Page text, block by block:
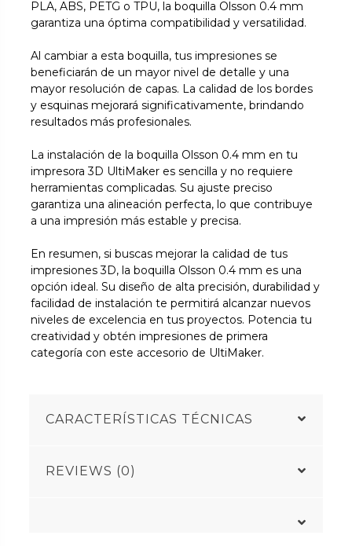
PLA, ABS, PETG o TPU, la boquilla Olsson 0.4 mm
garantiza una óptima compatibilidad y versatilidad.
Al cambiar a esta boquilla, tus impresiones se
beneficiarán de un mayor nivel de detalle y una
mayor resolución de capas. La calidad de los bordes
y esquinas mejorará significativamente, brindando
resultados más profesionales.
La instalación de la boquilla Olsson 0.4 mm en tu
impresora 3D UltiMaker es sencilla y no requiere
herramientas complicadas. Su ajuste preciso
garantiza una alineación perfecta, lo que contribuye
a una impresión más estable y precisa.
En resumen, si buscas mejorar la calidad de tus
impresiones 3D, la boquilla Olsson 0.4 mm es una
opción ideal. Su diseño de alta precisión, durabilidad y
facilidad de instalación te permitirá alcanzar nuevos
niveles de excelencia en tus proyectos. Potencia tu
creatividad y obtén impresiones de primera
categoría con este accesorio de UltiMaker.
CARACTERÍSTICAS TÉCNICAS
REVIEWS (0)